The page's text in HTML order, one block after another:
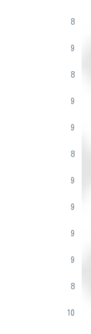
8
9
8
9
9
8
9
9
9
9
8
10